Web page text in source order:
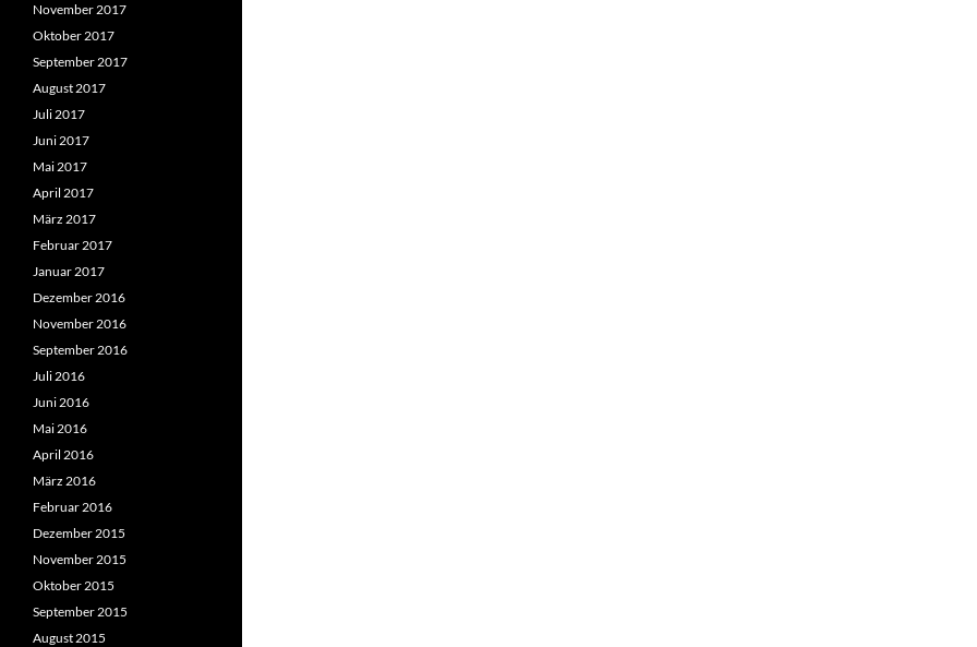
November 2017
Oktober 2017
September 2017
August 2017
Juli 2017
Juni 2017
Mai 2017
April 2017
März 2017
Februar 2017
Januar 2017
Dezember 2016
November 2016
September 2016
Juli 2016
Juni 2016
Mai 2016
April 2016
März 2016
Februar 2016
Dezember 2015
November 2015
Oktober 2015
September 2015
August 2015